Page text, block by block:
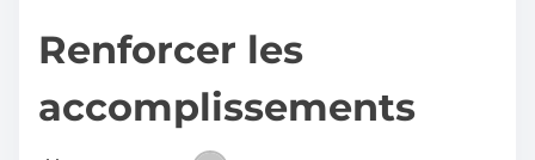
Renforcer les
accomplissements